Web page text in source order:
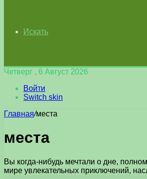
Искать
Четверг , 6 Август 2026
Войти
Switch skin
Главная/места
места
Вы когда-нибудь мечтали о дне,
мире увлекательных приключений,